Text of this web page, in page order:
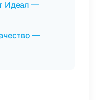
Идеал —
—